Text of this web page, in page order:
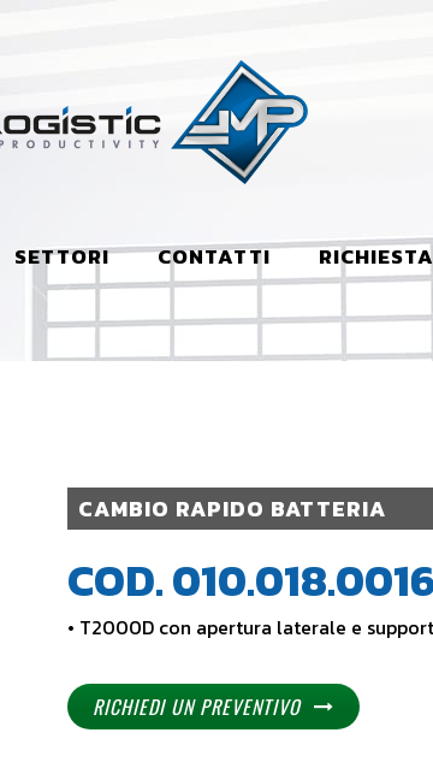
SETTORI CONTATTI
CAMBIO RAPIDO BATTERIA
COD. 010.018.0016
• T2000D con apertura laterale e
RICHIEDI UN PREVENTIVO